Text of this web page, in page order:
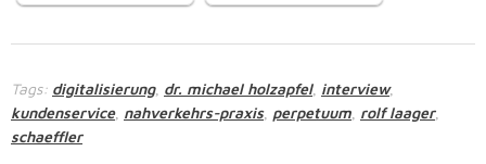
Tags: digitalisierung, dr. michael holzapfel, interview,
kundenservice, nahverkehrs-praxis, perpetuum rolf laager,
schaeffler